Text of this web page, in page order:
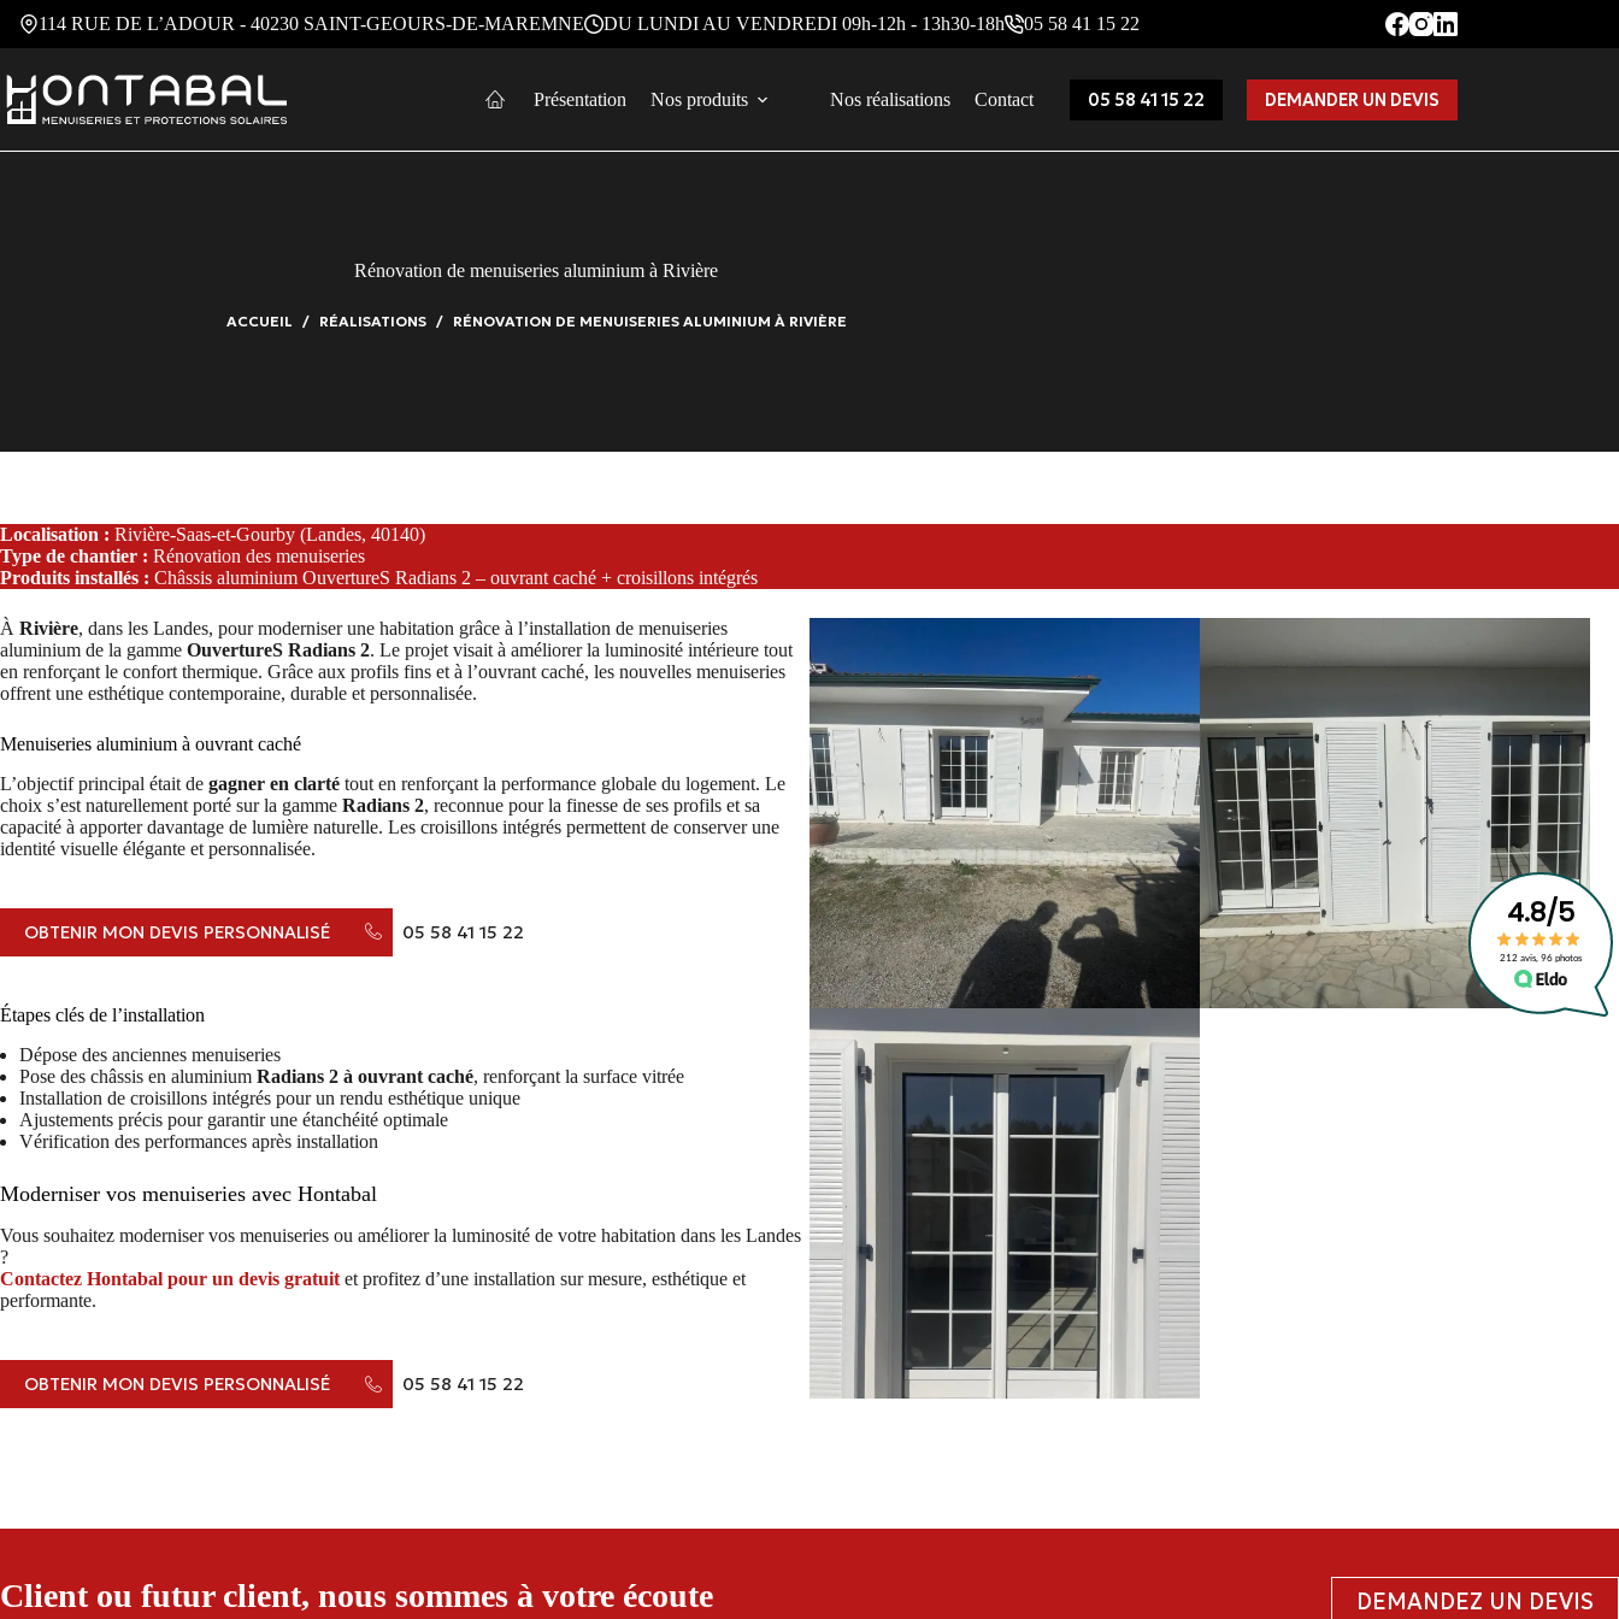
contenu
114 RUE DE L’ADOUR - 40230 SAINT-GEOURS-DE-MAREMNE DU LUNDI AU VENDREDI 09h-12h - 13h30-18h 05 58 41 15 22
Présentation Nos produits Nos réalisations Contact 05 58 41 15 22 DEMANDER UN DEVIS
Rénovation de menuiseries aluminium à Rivière
ACCUEIL RÉALISATIONS RÉNOVATION DE MENUISERIES ALUMINIUM À RIVIÈRE
Localisation : Rivière-Saas-et-Gourby (Landes, 40140)
Type de chantier : Rénovation des menuiseries
Produits installés : Châssis aluminium OuvertureS Radians 2 – ouvrant caché + croisillons intégrés
À Rivière, dans les Landes, pour moderniser une habitation grâce à l’installation de menuiseries
aluminium de la gamme OuvertureS Radians 2. Le projet visait à améliorer la luminosité intérieure tout
en renforçant le confort thermique. Grâce aux profils fins et à l’ouvrant caché, les nouvelles menuiseries
offrent une esthétique contemporaine, durable et personnalisée.
Menuiseries aluminium à ouvrant caché
L’objectif principal était de gagner en clarté tout en renforçant la performance globale du logement. Le
choix s’est naturellement porté sur la gamme Radians 2, reconnue pour la finesse de ses profils et sa
capacité à apporter davantage de lumière naturelle. Les croisillons intégrés permettent de conserver une
identité visuelle élégante et personnalisée.
OBTENIR MON DEVIS PERSONNALISÉ 05 58 41 15 22
Étapes clés de l’installation
Dépose des anciennes menuiseries
Pose des châssis en aluminium Radians 2 à ouvrant caché, renforçant la surface vitrée
Installation de croisillons intégrés pour un rendu esthétique unique
Ajustements précis pour garantir une étanchéité optimale
Vérification des performances après installation
Moderniser vos menuiseries avec Hontabal
Vous souhaitez moderniser vos menuiseries ou améliorer la luminosité de votre habitation dans les Landes
?
Contactez Hontabal pour un devis gratuit et profitez d’une installation sur mesure, esthétique et
performante.
OBTENIR MON DEVIS PERSONNALISÉ 05 58 41 15 22
Client ou futur client, nous sommes à votre écoute DEMANDEZ UN DEVIS